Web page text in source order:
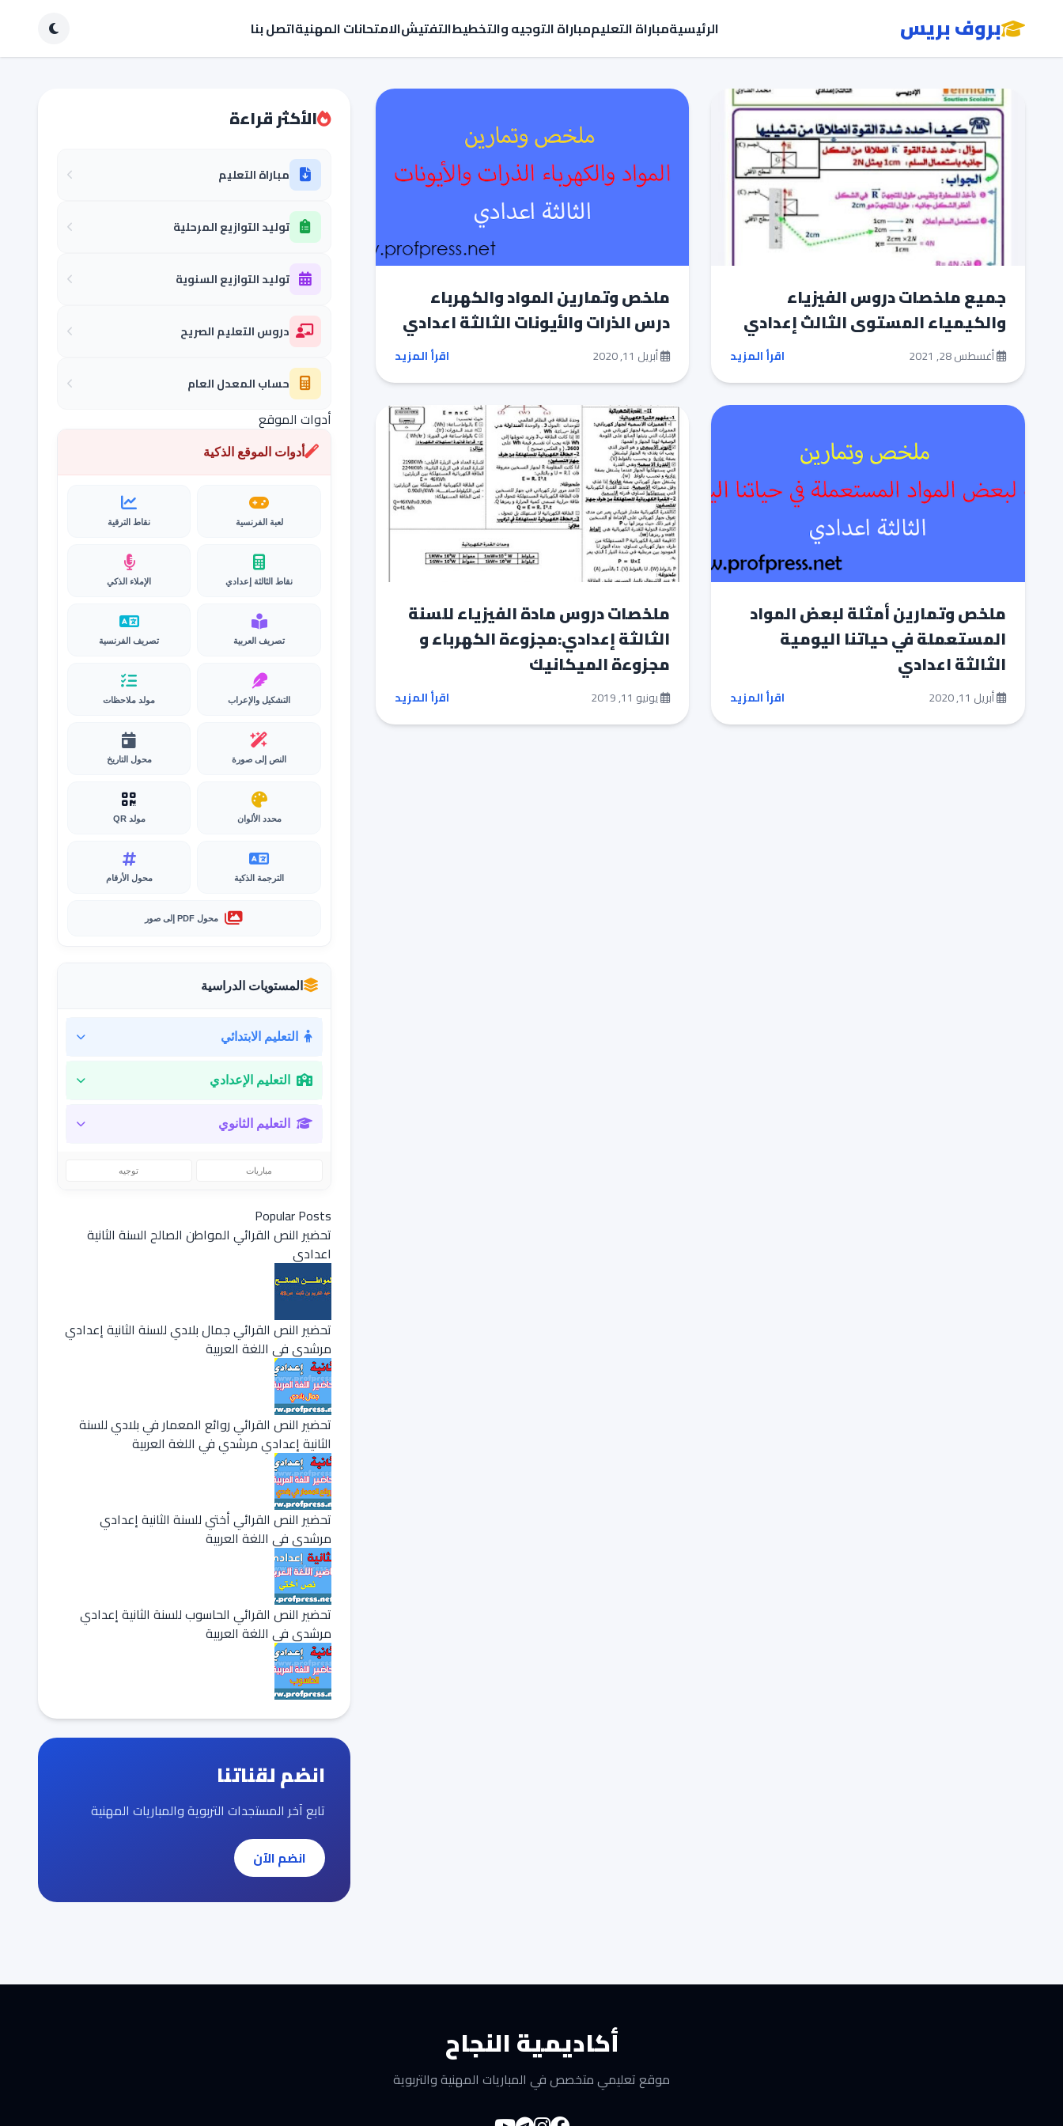
بروف بريس الرئيسيةمباراة التعليممباراة التوجيه والتخطيطالتفتيشالامتحانات المهنيةاتصل بنا
جميع ملخصات دروس الفيزياء
والكيمياء المستوى الثالث إعدادي
أغسطس 28, 2021 اقرأ المزيد
ملخص وتمارين المواد والكهرباء
درس الذرات والأيونات الثالثة اعدادي
أبريل 11, 2020 اقرأ المزيد
ملخص وتمارين أمثلة لبعض المواد
المستعملة في حياتنا اليومية
الثالثة اعدادي
أبريل 11, 2020 اقرأ المزيد
ملخصات دروس مادة الفيزياء للسنة
الثالثة إعدادي:مجزوءة الكهرباء و
مجزوءة الميكانيك
يونيو 11, 2019 اقرأ المزيد
الأكثر قراءة
مباراة التعليم
توليد التوازيع المرحلية
توليد التوازيع السنوية
دروس التعليم الصريح
حساب المعدل العام
أدوات الموقع
أدوات الموقع الذكية
لعبة الفرنسية نقاط الترقية
نقاط الثالثة إعدادي الإملاء الذكي
تصريف العربية تصريف الفرنسية
التشكيل والإعراب مولد ملاحظات
النص إلى صورة محول التاريخ
محدد الألوان مولد QR
الترجمة الذكية محول الأرقام
محول PDF إلى صور
المستويات الدراسية
التعليم الابتدائي
التعليم الإعدادي
التعليم الثانوي
مباريات توجيه
Popular Posts
تحضير النص القرائي المواطن الصالح السنة الثانية
اعدادي
تحضير النص القرائي جمال بلادي للسنة الثانية إعدادي
مرشدي في اللغة العربية
تحضير النص القرائي روائع المعمار في بلادي للسنة
الثانية إعدادي مرشدي في اللغة العربية
تحضير النص القرائي أختي للسنة الثانية إعدادي
مرشدي في اللغة العربية
تحضير النص القرائي الحاسوب للسنة الثانية إعدادي
مرشدي في اللغة العربية
انضم لقناتنا
تابع آخر المستجدات التربوية والمباريات المهنية
انضم الآن
أكاديمية النجاح
موقع تعليمي متخصص في المباريات المهنية والتربوية